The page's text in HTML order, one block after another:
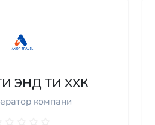
ЭНД ТИ ХХК
компани